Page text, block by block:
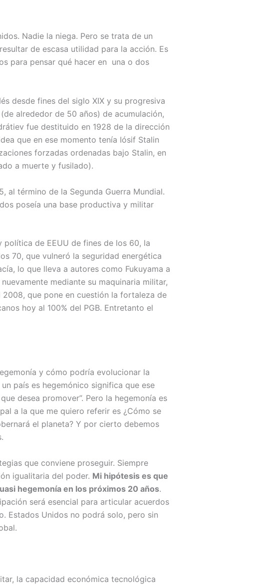
Nadie la niega. Pero se trata de un
de escasa utilidad para la acción. Es
para pensar qué hacer en una o dos
desde fines del siglo XIX y su progresiva
alrededor de 50 años) de acumulación,
fue destituido en 1928 de la dirección
que en ese momento tenía Iósif Stalin
forzadas ordenadas bajo Stalin, en
a muerte y fusilado).
al término de la Segunda Guerra Mundial.
poseía una base productiva y militar
de EEUU de fines de los 60, la
70, que vulneró la seguridad energética
lo que lleva a autores como Fukuyama a
mediante su maquinaria militar,
que pone en cuestión la fortaleza de
hoy al 100% del PGB. Entretanto el
y cómo podría evolucionar la
país es hegemónico significa que ese
desea promover”. Pero la hegemonía es
a la que me quiero referir es ¿Cómo se
el planeta? Y por cierto debemos
que conviene proseguir. Siempre
igualitaria del poder. Mi hipótesis es que
hegemonía en los próximos 20 años.
será esencial para articular acuerdos
Estados Unidos no podrá solo, pero sin
la capacidad económica tecnológica